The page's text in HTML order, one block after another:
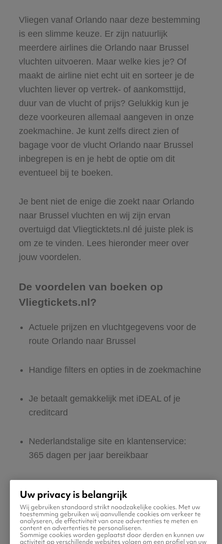
Vliegen vanaf Orlando naar deze bestemming
is een slimme keuze. Er zijn natuurlijk
meerdere airlines die Orlando naar Brussel
vluchten uitvoeren. Maar welke kies je? Of
maakt de airline niet echt uit en sorteer je de
vluchten liever op vertrek- of aankomsttijd,
duur van de vlucht of prijs? Gelukkig kun je
deze voorkeuren allemaal aangeven in onze
zoekmachine. Je kunt zelfs direct zien of
bagage voor de vlucht Orlando naar Brussel
inbegrepen is en je hebt de optie om dit
eventueel bij te boeken.
Je bent niet de enige die zoekt naar Orlando
naar Brussel vluchten en wij zijn ervan
overtuigd dat Vliegticktets.nl dé juiste plek is
om ze te vinden. Lees hieronder meer over
jouw voordelen.
De voordelen van boeken op
Vliegtickets.nl?
Actuele prijzen en vluchtgegevens voor de
route Orlando naar Brussel
Handige filters en opties in de zoekmachine
Je betaalt gemakkelijk met iDEAL of je
creditcard
Nederlandstalige site en klantenservice:
365 dagen per jaar bereikbaar
Boek ook direct een hotel of huurauto voor
in Brussel
Uw privacy is belangrijk
Wij gebruiken standaard strikt noodzakelijke cookies. Met uw
toestemming gebruiken wij aanvullende cookies om verkeer te
analyseren, de effectiviteit van onze advertenties te meten en
content en advertenties te personaliseren.
Sommige cookies worden geplaatst door derden en kunnen uw
activiteit op verschillende websites volgen om een profiel van uw